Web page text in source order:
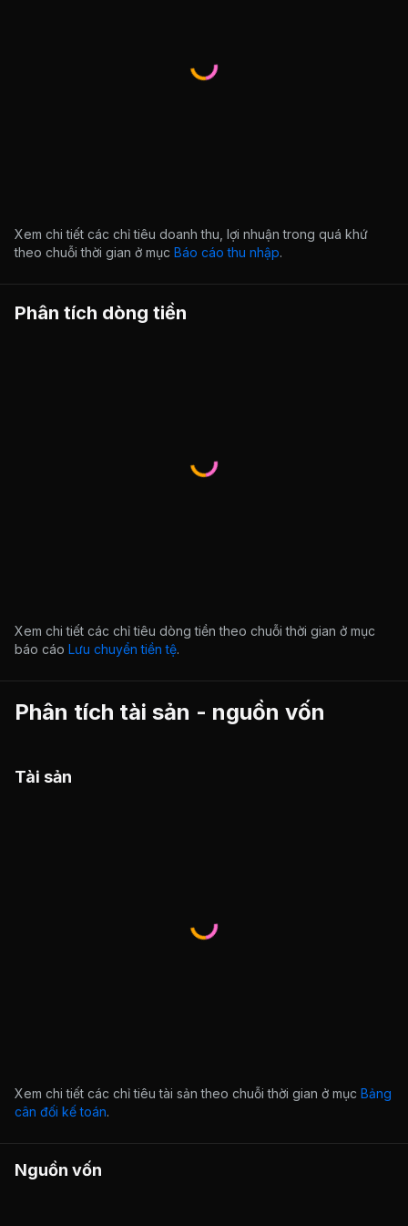
Xem chi tiết các chỉ tiêu doanh thu, lợi nhuận trong quá khứ
theo chuỗi thời gian ở mục Báo cáo thu nhập.
Phân tích dòng tiền
Xem chi tiết các chỉ tiêu dòng tiền theo chuỗi thời gian ở mục
báo cáo Lưu chuyển tiền tệ.
Phân tích tài sản - nguồn vốn
Tài sản
Xem chi tiết các chỉ tiêu tài sản theo chuỗi thời gian ở mục Bảng
cân đối kế toán.
Nguồn vốn